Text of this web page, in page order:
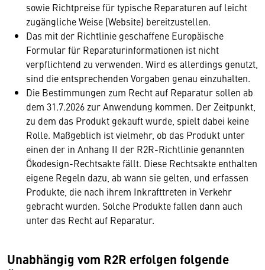
sowie Richtpreise für typische Reparaturen auf leicht
zugängliche Weise (Website) bereitzustellen.
Das mit der Richtlinie geschaffene Europäische
Formular für Reparaturinformationen ist nicht
verpflichtend zu verwenden. Wird es allerdings genutzt,
sind die entsprechenden Vorgaben genau einzuhalten.
Die Bestimmungen zum Recht auf Reparatur sollen ab
dem 31.7.2026 zur Anwendung kommen. Der Zeitpunkt,
zu dem das Produkt gekauft wurde, spielt dabei keine
Rolle. Maßgeblich ist vielmehr, ob das Produkt unter
einen der in Anhang II der R2R-Richtlinie genannten
Ökodesign-Rechtsakte fällt. Diese Rechtsakte enthalten
eigene Regeln dazu, ab wann sie gelten, und erfassen
Produkte, die nach ihrem Inkrafttreten in Verkehr
gebracht wurden. Solche Produkte fallen dann auch
unter das Recht auf Reparatur.
Unabhängig vom R2R erfolgen folgende